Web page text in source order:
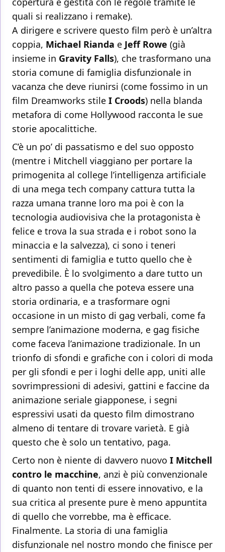
quali si realizzano i remake).
A dirigere e scrivere questo film però è un’altra
coppia, Michael Rianda e Jeff Rowe (già
insieme in Gravity Falls), che trasformano una
storia comune di famiglia disfunzionale in
vacanza che deve riunirsi (come fossimo in un
film Dreamworks stile I Croods) nella blanda
metafora di come Hollywood racconta le sue
storie apocalittiche.
C’è un po’ di passatismo e del suo opposto
(mentre i Mitchell viaggiano per portare la
primogenita al college l’intelligenza artificiale
di una mega tech company cattura tutta la
razza umana tranne loro ma poi è con la
tecnologia audiovisiva che la protagonista è
felice e trova la sua strada e i robot sono la
minaccia e la salvezza), ci sono i teneri
sentimenti di famiglia e tutto quello che è
prevedibile. È lo svolgimento a dare tutto un
altro passo a quella che poteva essere una
storia ordinaria, e a trasformare ogni
occasione in un misto di gag verbali, come fa
sempre l’animazione moderna, e gag fisiche
come faceva l’animazione tradizionale. In un
trionfo di sfondi e grafiche con i colori di moda
per gli sfondi e per i loghi delle app, uniti alle
sovrimpressioni di adesivi, gattini e faccine da
animazione seriale giapponese, i segni
espressivi usati da questo film dimostrano
almeno di tentare di trovare varietà. E già
questo che è solo un tentativo, paga.
Certo non è niente di davvero nuovo I Mitchell
contro le macchine, anzi è più convenzionale
di quanto non tenti di essere innovativo, e la
sua critica al presente pure è meno appuntita
di quello che vorrebbe, ma è efficace.
Finalmente. La storia di una famiglia
disfunzionale nel nostro mondo che finisce per